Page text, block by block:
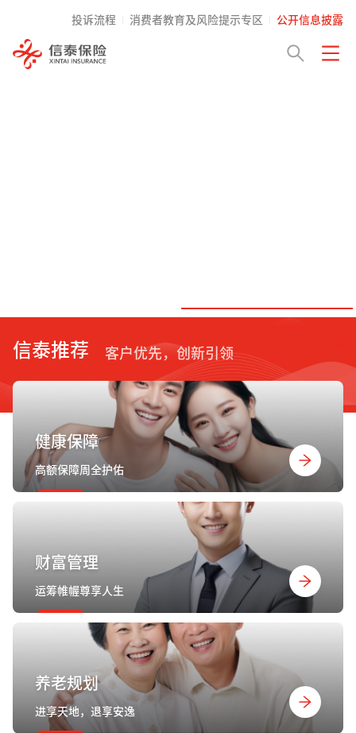
投诉流程 消费者教育及风险提示专区 公开信息披露
信泰推荐 客户优先，创新引领
健康保障
高额保障周全护佑
财富管理
运筹帷幄尊享人生
养老规划
进享天地，退享安逸